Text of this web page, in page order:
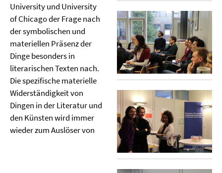
University und University
of Chicago der Frage nach
der symbolischen und
materiellen Präsenz der
Dinge besonders in
literarischen Texten nach.
Die spezifische materielle
Widerständigkeit von
Dingen in der Literatur und
den Künsten wird immer
wieder zum Auslöser von